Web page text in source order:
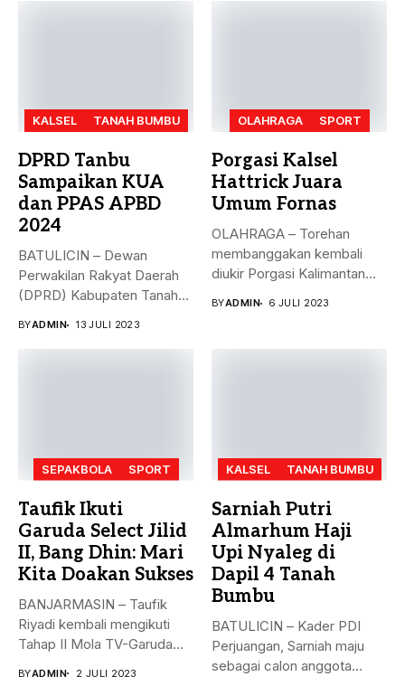
KALSEL TANAH BUMBU
DPRD Tanbu
Sampaikan KUA
dan PPAS APBD
2024
BATULICIN – Dewan
Perwakilan Rakyat Daerah
(DPRD) Kabupaten Tanah
BYADMIN 13 JULI 2023
OLAHRAGA SPORT
Porgasi Kalsel
Hattrick Juara
Umum Fornas
OLAHRAGA – Torehan
membanggakan kembali
diukir Porgasi Kalimantan
BYADMIN 6 JULI 2023
SEPAKBOLA SPORT
Taufik Ikuti
Garuda Select Jilid
II, Bang Dhin: Mari
Kita Doakan Sukses
BANJARMASIN – Taufik
Riyadi kembali mengikuti
Tahap II Mola TV-Garuda
BYADMIN 2 JULI 2023
KALSEL TANAH BUMBU
Sarniah Putri
Almarhum Haji
Upi Nyaleg di
Dapil 4 Tanah
Bumbu
BATULICIN – Kader PDI
Perjuangan, Sarniah maju
sebagai calon anggota